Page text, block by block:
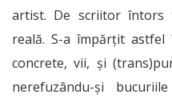
artist. De scriitor întors
reală. S-a împărțit astfel
concrete, vii, și
nerefuzându-și